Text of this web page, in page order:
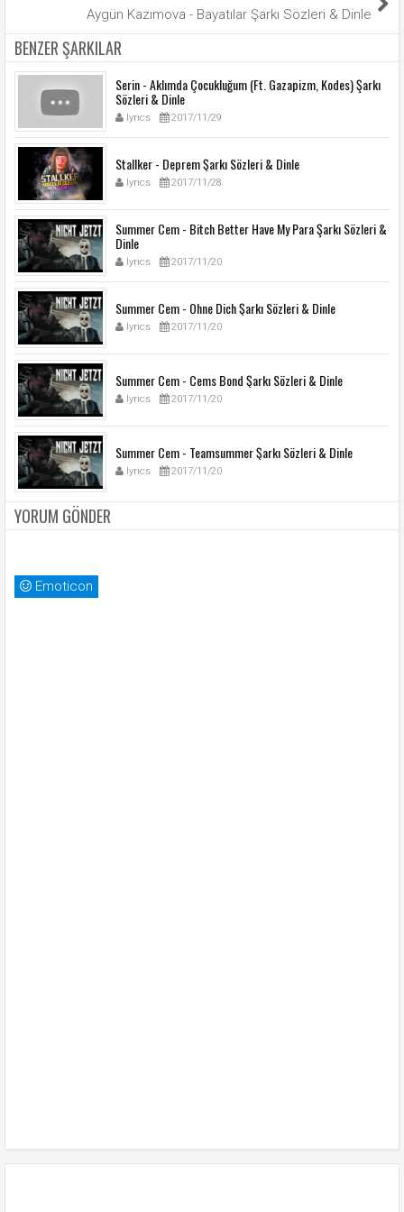
Aygün Kazımova - Bayatılar Şarkı Sözleri & Dinle
BENZER ŞARKILAR
Serin - Aklımda Çocukluğum (Ft. Gazapizm, Kodes) Şarkı
Sözleri & Dinle
lyrics 2017/11/29
Stallker - Deprem Şarkı Sözleri & Dinle
lyrics 2017/11/28
Summer Cem - Bitch Better Have My Para Şarkı Sözleri &
Dinle
lyrics 2017/11/20
Summer Cem - Ohne Dich Şarkı Sözleri & Dinle
lyrics 2017/11/20
Summer Cem - Cems Bond Şarkı Sözleri & Dinle
lyrics 2017/11/20
Summer Cem - Teamsummer Şarkı Sözleri & Dinle
lyrics 2017/11/20
YORUM GÖNDER
Emoticon